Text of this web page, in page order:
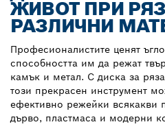
ЖИВОТ ПРИ
РАЗЛИЧНИ
Професионалистите ценят
способността им да режат
камък и метал. С диска за
този прекрасен инструмент
ефективно режейки всякакви
дърво, пластмаса и модерни